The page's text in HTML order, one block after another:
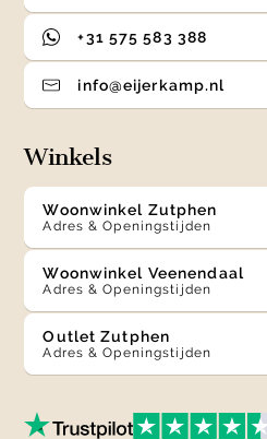
+31 575 583 388
info@eijerkamp.nl
Winkels
Woonwinkel Zutphen
Adres & Openingstijden
Woonwinkel Veenendaal
Adres & Openingstijden
Outlet Zutphen
Adres & Openingstijden